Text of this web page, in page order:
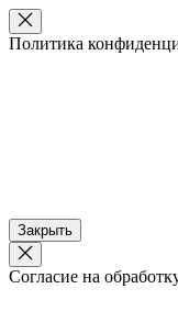
Политика
Закрыть
Согласие на